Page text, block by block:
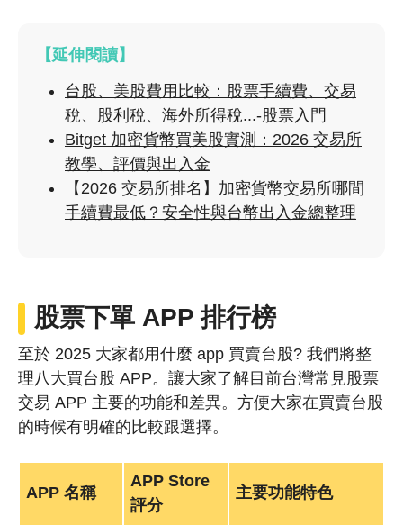
【延伸閱讀】
台股、美股費用比較：股票手續費、交易
稅、股利稅、海外所得稅...-股票入門
Bitget 加密貨幣買美股實測：2026 交易所
教學、評價與出入金
【2026 交易所排名】加密貨幣交易所哪間
手續費最低？安全性與台幣出入金總整理
股票下單 APP 排行榜
至於 2025 大家都用什麼 app 買賣台股? 我們將整
理八大買台股 APP。讓大家了解目前台灣常見股票
交易 APP 主要的功能和差異。方便大家在買賣台股
的時候有明確的比較跟選擇。
APP 名稱
APP Store
評分
主要功能特色